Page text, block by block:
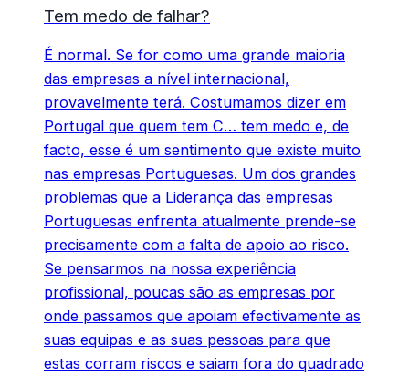
Tem medo de falhar?
É normal. Se for como uma grande maioria
das empresas a nível internacional,
provavelmente terá. Costumamos dizer em
Portugal que quem tem C… tem medo e, de
facto, esse é um sentimento que existe muito
nas empresas Portuguesas. Um dos grandes
problemas que a Liderança das empresas
Portuguesas enfrenta atualmente prende-se
precisamente com a falta de apoio ao risco.
Se pensarmos na nossa experiência
profissional, poucas são as empresas por
onde passamos que apoiam efectivamente as
suas equipas e as suas pessoas para que
estas corram riscos e saiam fora do quadrado